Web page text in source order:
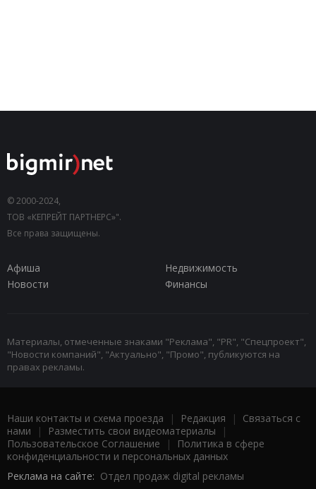
© 2000-2024,
ТОВ «КЕПРЕЙТ ПАРТНЕРС»".
Все права защищены.
Афиша
Недвижимость
Новости
Финансы
Материалы, отмеченные знаками "Реклама", "PR", "Спецпроект",
"Новости компаний", "Актуально", "Промо", публикуются на
правах рекламы.
Наши контакты и схема проезда | Редакция | Связаться с
нами | Разместить свои видеоматериалы |
Пользовательское Соглашение |
Политика в сфере
конфиденциальности и персональных данных
Реклама на сайте: Отдел продаж digital рекламы